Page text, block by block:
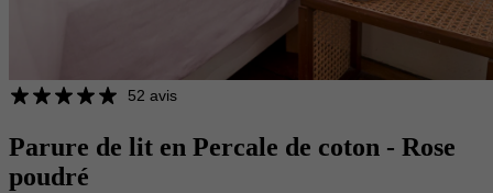
52 avis
Parure de lit en Percale de coton - Rose
poudré